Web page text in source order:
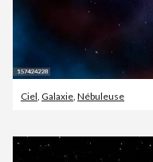
Ciel, Galaxie, Nébuleuse